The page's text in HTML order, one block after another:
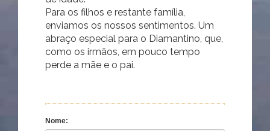
Para os filhos e restante família,
enviamos os nossos sentimentos. Um
abraço especial para o Diamantino, que,
como os irmãos, em pouco tempo
perde a mãe e o pai.
Nome: